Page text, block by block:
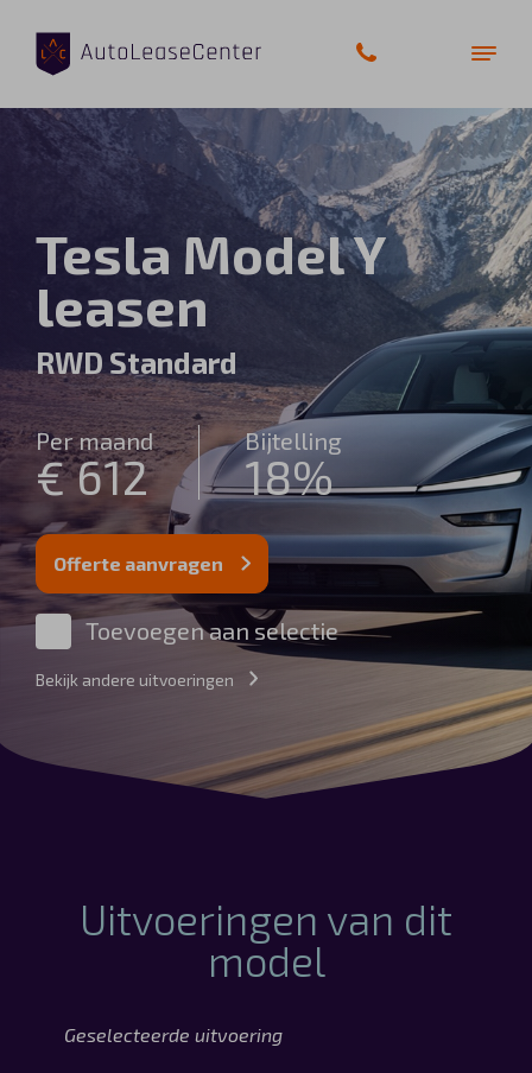
Tesla Model Y
leasen
RWD Standard
Per maand
€ 612
Bijtelling
18%
Offerte aanvragen
Toevoegen aan selectie
Bekijk andere uitvoeringen
Uitvoeringen van dit
model
Geselecteerde uitvoering
Zakelijke auto’s
Bedrijfswagens
Elektrische auto’s
Wagenparkbeheer
Private lease
Shortlease
Automerken
Vragen?